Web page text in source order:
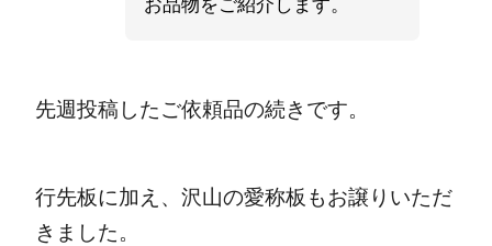
お品物をご紹介します。
先週投稿したご依頼品の続きです。
行先板に加え、沢山の愛称板もお譲りいただ
きました。